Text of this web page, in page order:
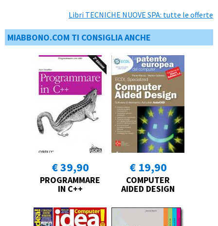
Libri TECNICHE NUOVE SPA: tutte le offerte
MIABBONO.COM TI CONSIGLIA ANCHE
€ 39,90
PROGRAMMARE
IN C++
€ 19,90
COMPUTER
AIDED DESIGN